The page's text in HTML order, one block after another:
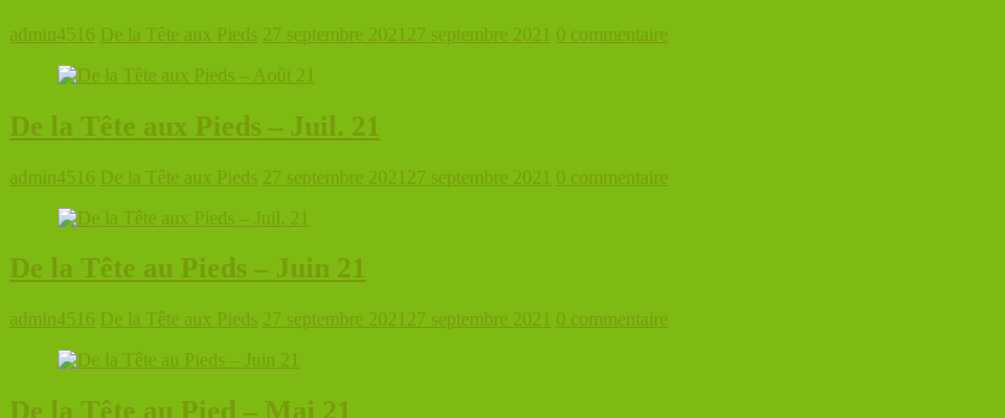
admin4516 De la Tête aux Pieds 27 septembre 2021 27 septembre 2021 0 commentaire
De la Tête aux Pieds – Juil. 21
admin4516 De la Tête aux Pieds 27 septembre 2021 27 septembre 2021 0 commentaire
De la Tête au Pieds – Juin 21
admin4516 De la Tête aux Pieds 27 septembre 2021 27 septembre 2021 0 commentaire
De la Tête au Pied – Mai 21